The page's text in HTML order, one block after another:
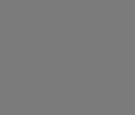
cadre de vie dynamique avec de
de divers sports nautiques,
et circuits VTT raviront les
et Luxembourg-Ville tout en